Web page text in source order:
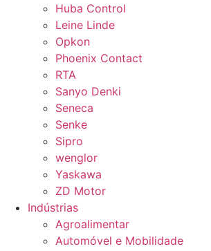
Huba Control
Leine Linde
Opkon
Phoenix Contact
RTA
Sanyo Denki
Seneca
Senke
Sipro
wenglor
Yaskawa
ZD Motor
Indústrias
Agroalimentar
Automóvel e Mobilidade